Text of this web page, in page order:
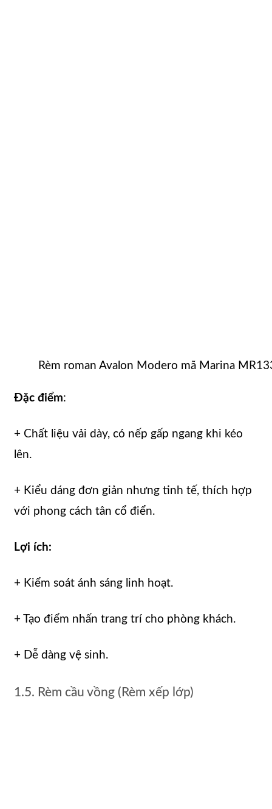
Rèm roman Avalon Modero mã Marina
Đặc điểm:
+ Chất liệu vải dày, có nếp gấp ngang khi kéo
lên.
+ Kiểu dáng đơn giản nhưng tinh tế, thích hợp
với phong cách tân cổ điển.
Lợi ích:
+ Kiểm soát ánh sáng linh hoạt.
+ Tạo điểm nhấn trang trí cho phòng khách.
+ Dễ dàng vệ sinh.
1.5. Rèm cầu vồng (Rèm xếp lớp)